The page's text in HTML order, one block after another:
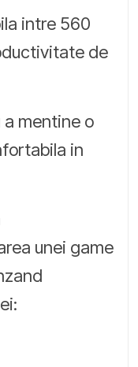
intre 560
de
a mentine o
in
unei game